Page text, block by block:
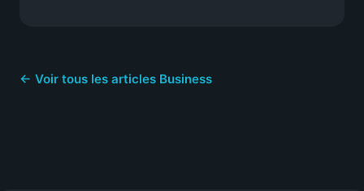
← Voir tous les articles Business